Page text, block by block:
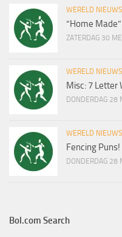
WERELD NIEUWS
“Home
ZATERDAG 30
WERELD NIEUWS
Misc: 7 Letter
DONDERDAG 28
WERELD NIEUWS
Fencing Puns!
DONDERDAG 28
Bol.com Search